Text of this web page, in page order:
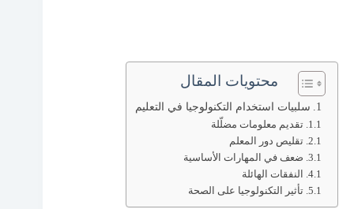
محتويات المقال
سلبيات استخدام التكنولوجيا في التعليم
تقديم معلومات مضلّلة
تقليص دور المعلم
ضعف في المهارات الأساسية
النفقات الهائلة
تأثير التكنولوجيا على الصحة